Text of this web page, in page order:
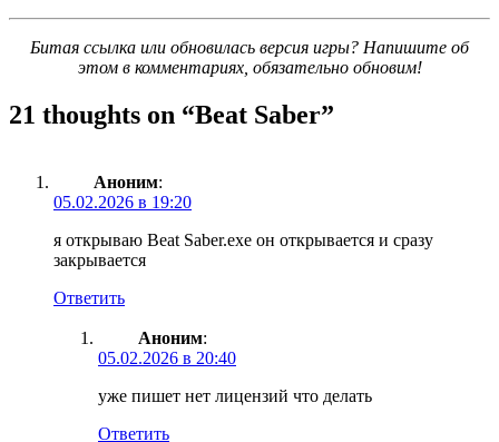
Битая ссылка или обновилась версия игры? Напишите об
этом в комментариях, обязательно обновим!
21 thoughts on “Beat Saber”
Аноним:
05.02.2026 в 19:20
я открываю Beat Saber.exe он открывается и сразу
закрывается
Ответить
Аноним:
05.02.2026 в 20:40
уже пишет нет лицензий что делать
Ответить